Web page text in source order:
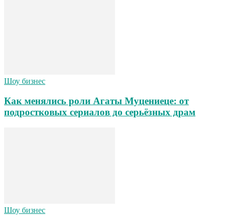
Шоу бизнес
Как менялись роли Агаты Муцениеце: от
подростковых сериалов до серьёзных драм
Шоу бизнес